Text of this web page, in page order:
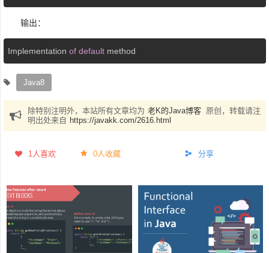
输出：
Implementation of default method
Java8
除特别注明外，本站所有文章均为 老K的Java博客 原创，转载请注
明出处来自 https://javakk.com/2616.html
1人喜欢 0人收藏 分享